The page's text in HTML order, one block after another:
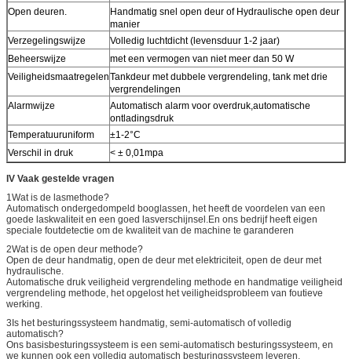
Open deuren.
Handmatig snel open deur of Hydraulische open deur
manier
Verzegelingswijze
Volledig luchtdicht (levensduur 1-2 jaar)
Beheerswijze
met een vermogen van niet meer dan 50 W
VeiligheidsmaatregelenTankdeur met dubbele vergrendeling, tank met drie
vergrendelingen
Alarmwijze
Automatisch alarm voor overdruk,automatische
ontladingsdruk
Temperatuuruniform
±1-2°C
Verschil in druk
< ± 0,01mpa
IV Vaak gestelde vragen
1Wat is de lasmethode?
Automatisch ondergedompeld booglassen, het heeft de voordelen van een
goede laskwaliteit en een goed lasverschijnsel.En ons bedrijf heeft eigen
speciale foutdetectie om de kwaliteit van de machine te garanderen
2Wat is de open deur methode?
Open de deur handmatig, open de deur met elektriciteit, open de deur met
hydraulische.
Automatische druk veiligheid vergrendeling methode en handmatige veiligheid
vergrendeling methode, het opgelost het veiligheidsprobleem van foutieve
werking.
3Is het besturingssysteem handmatig, semi-automatisch of volledig
automatisch?
Ons basisbesturingssysteem is een semi-automatisch besturingssysteem, en
we kunnen ook een volledig automatisch besturingssysteem leveren.